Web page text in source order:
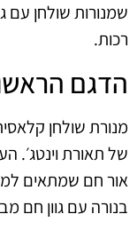
שמנורות שולחן עם
רכות.
הדגם
מנורת שולחן
של תאורת וינטג׳.
אור חם שמתאים
בנורה עם גוון חם